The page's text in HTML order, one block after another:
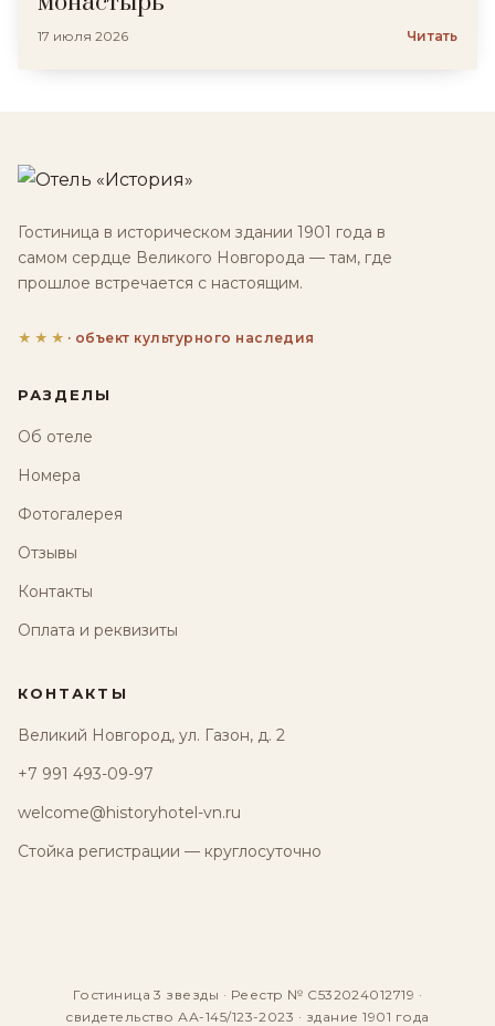
17 июля 2026 Читать
Гостиница в историческом здании 1901 года в
самом сердце Великого Новгорода — там, где
прошлое встречается с настоящим.
★★★ · объект культурного наследия
РАЗДЕЛЫ
Об отеле
Номера
Фотогалерея
Отзывы
Контакты
Оплата и реквизиты
КОНТАКТЫ
Великий Новгород, ул. Газон, д. 2
+7 991 493-09-97
welcome@historyhotel-vn.ru
Стойка регистрации — круглосуточно
Гостиница 3 звезды · Реестр № С532024012719 ·
свидетельство АА-145/123-2023 · здание 1901 года